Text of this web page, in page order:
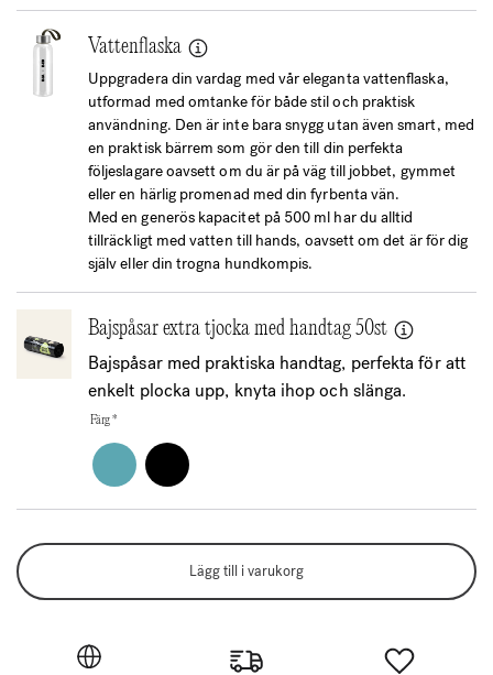
Vattenflaska
Uppgradera din vardag med vår eleganta vattenflaska,
utformad med omtanke för både stil och praktisk
användning. Den är inte bara snygg utan även smart, med
en praktisk bärrem som gör den till din perfekta
följeslagare oavsett om du är på väg till jobbet, gymmet
eller en härlig promenad med din fyrbenta vän.
Med en generös kapacitet på 500 ml har du alltid
tillräckligt med vatten till hands, oavsett om det är för dig
själv eller din trogna hundkompis.
Bajspåsar extra tjocka med handtag 50st
Bajspåsar med praktiska handtag, perfekta för att
enkelt plocka upp, knyta ihop och slänga.
Färg*
Lägg till i varukorg